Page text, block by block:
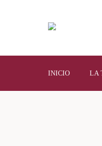
INICIO LA